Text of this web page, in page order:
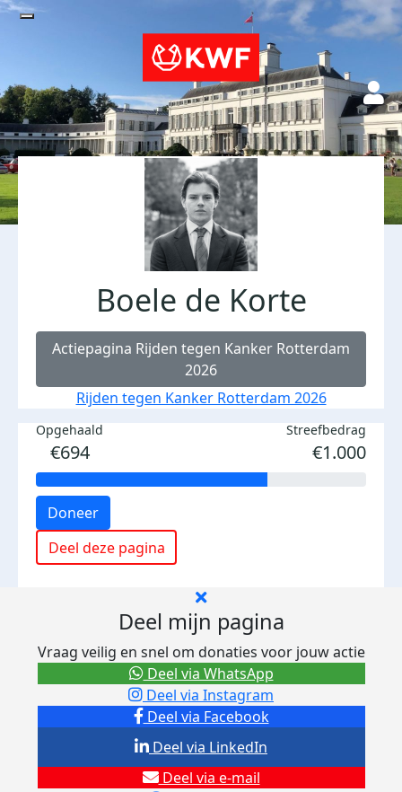
Boele de Korte
Actiepagina Rijden tegen Kanker Rotterdam
2026
Rijden tegen Kanker Rotterdam 2026
Opgehaald
€694
Streefbedrag
€1.000
Doneer
Deel deze pagina
Deel mijn pagina
Vraag veilig en snel om donaties voor jouw actie
Deel via Facebook
Deel via Instagram
Deel via e-mail
Deel via LinkedIn
Deel via WhatsApp